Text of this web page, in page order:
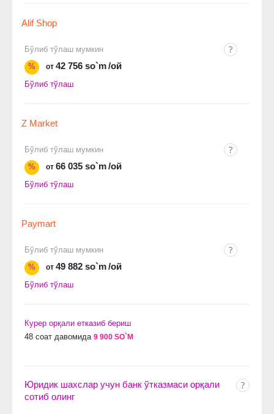
Alif Shop
Бўлиб тўлаш мумкин
%
от 42 756 so`m/ой
Бўлиб тўлаш
Z Market
Бўлиб тўлаш мумкин
%
от 66 035 so`m/ой
Бўлиб тўлаш
Paymart
Бўлиб тўлаш мумкин
%
от 49 882 so`m/ой
Бўлиб тўлаш
Курер орқали етказиб бериш
48 соат давомида 9 900 SO`M
Юридик шахслар учун банк ўтказмаси орқали
сотиб олинг